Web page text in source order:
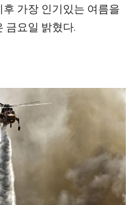
후 가장 인기있는 여름을
금요일 밝혔다.